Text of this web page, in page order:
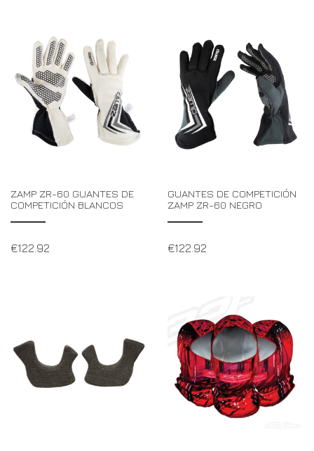
ZAMP ZR-60 GUANTES DE
COMPETICIÓN BLANCOS
€122.92
GUANTES DE COMPETICIÓN
ZAMP ZR-60 NEGRO
€122.92